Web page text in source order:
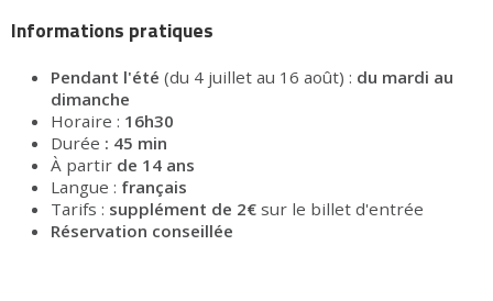
Informations pratiques
Pendant l'été (du 4 juillet au 16 août) : du mardi au
dimanche
Horaire : 16h30
Durée : 45 min
À partir de 14 ans
Langue : français
Tarifs : supplément de 2€ sur le billet d'entrée
Réservation conseillée